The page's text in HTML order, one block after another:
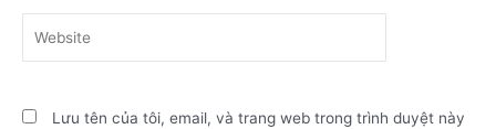
Lưu tên của tôi, email, và trang web trong trình duyệt này